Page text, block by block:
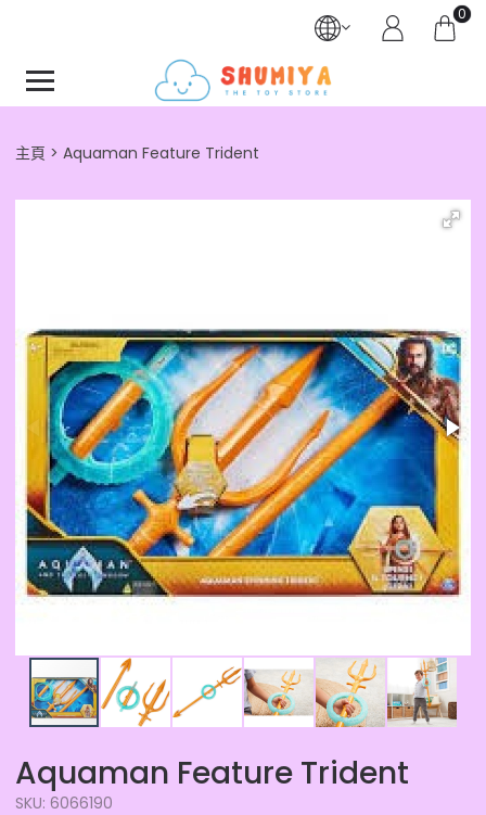
0
主頁 Aquaman Feature Trident
Aquaman Feature Trident
SKU: 6066190